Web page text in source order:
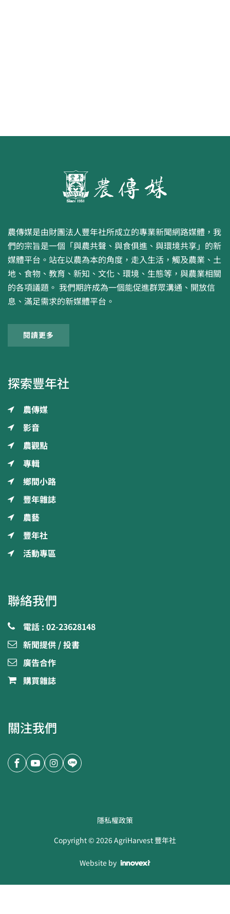
農傳媒是由財團法人豐年社所成立的專業新聞網路媒體，我
們的宗旨是一個「與農共聲、與食俱進、與環境共享」的新
媒體平台。站在以農為本的角度，走入生活，觸及農業、土
地、食物、教育、新知、文化、環境、生態等，與農業相關
的各項議題。 我們期許成為一個能促進群眾溝通、開放信
息、滿足需求的新媒體平台。
閱讀更多
探索豐年社
農傳媒
影音
農觀點
專輯
鄉間小路
豐年雜誌
農藝
豐年社
活動專區
聯絡我們
電話 : 02-23628148
新聞提供 / 投書
廣告合作
購買雜誌
關注我們
隱私權政策
Copyright ©2026AgriHarvest 豐年社
Website by